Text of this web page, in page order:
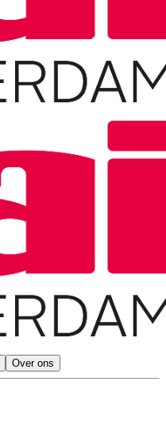
Over ons